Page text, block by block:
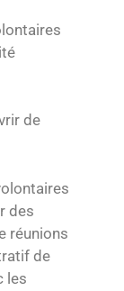
de
des
réunions
de
les